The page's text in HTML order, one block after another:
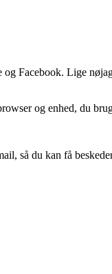
Facebook. Lige
og enhed, du
så du kan få